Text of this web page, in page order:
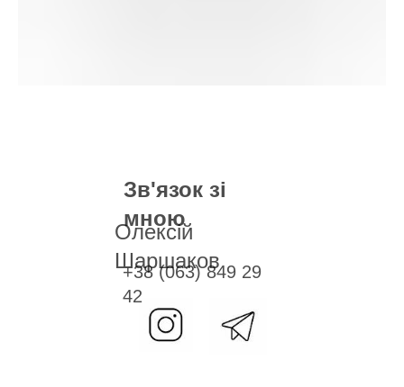
Зв'язок зі
мною
+38 (063) 849 29
42
Олексій
Шаршаков